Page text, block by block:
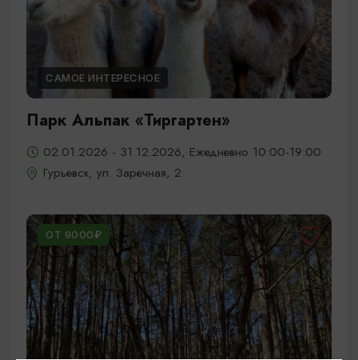
САМОЕ ИНТЕРЕСНОЕ
Парк Альпак «Тиргартен»
02.01.2026 - 31.12.2026, Ежедневно 10:00-19:00
Гурьевск, ул. Заречная, 2
ОТ 9000₽